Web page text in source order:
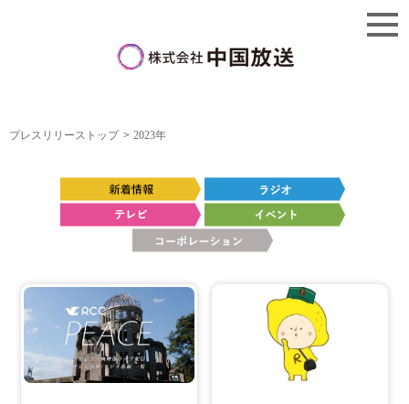
プレスリリーストップ 2023年